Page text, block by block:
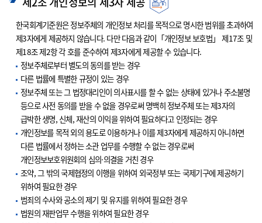
제2조 개인정보의 제3자 제공
한국회계기준원은 정보주체의 개인정보 처리를 목적으로 명시한 범위를 초과하여
제3자에게 제공하지 않습니다. 다만 다음과 같이「개인정보 보호법」 제17조 및
제18조 제2항 각 호를 준수하여 제3자에게 제공할 수 있습니다.
정보주체로부터 별도의 동의를 받는 경우
다른 법률에 특별한 규정이 있는 경우
정보주체 또는 그 법정대리인이 의사표시를 할 수 없는 상태에 있거나 주소불명
등으로 사전 동의를 받을 수 없을 경우로써 명백히 정보주체 또는 제3자의
급박한 생명, 신체, 재산의 이익을 위하여 필요하다고 인정되는 경우
개인정보를 목적 외의 용도로 이용하거나 이를 제3자에게 제공하지 아니하면
다른 법률에서 정하는 소관 업무를 수행할 수 없는 경우로써
개인정보보호위원회의 심의·의결을 거친 경우
조약, 그 밖의 국제협정의 이행을 위하여 외국정부 또는 국제기구에 제공하기
위하여 필요한 경우
범죄의 수사와 공소의 제기 및 유지를 위하여 필요한 경우
법원의 재판업무 수행을 위하여 필요한 경우